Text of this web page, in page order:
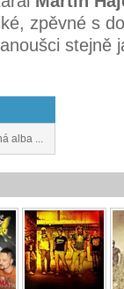
zpěvné s
stejně
alba ...